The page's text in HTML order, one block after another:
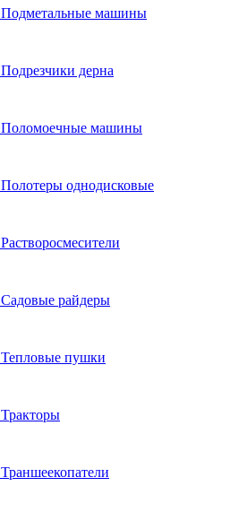
Подметальные машины
Подрезчики дерна
Поломоечные машины
Полотеры однодисковые
Растворосмесители
Садовые райдеры
Тепловые пушки
Тракторы
Траншеекопатели